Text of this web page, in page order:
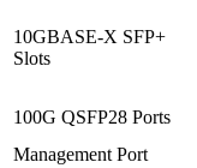
10GBASE-X SFP+
Slots
100G QSFP28 Ports
Management Port